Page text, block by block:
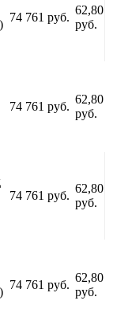
74 761 руб.
62,80
руб.
74 761 руб.
62,80
руб.
74 761 руб.
62,80
руб.
74 761 руб.
62,80
руб.